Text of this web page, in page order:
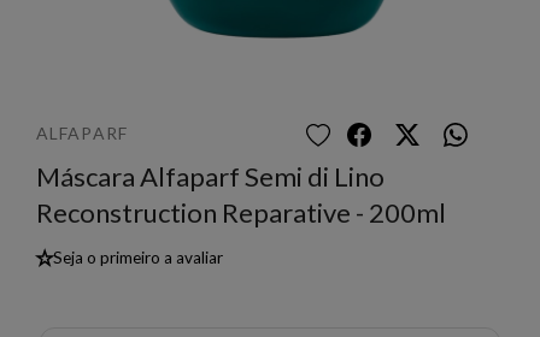
ALFAPARF
Máscara Alfaparf Semi di Lino
Reconstruction Reparative - 200ml
★Seja o primeiro a avaliar